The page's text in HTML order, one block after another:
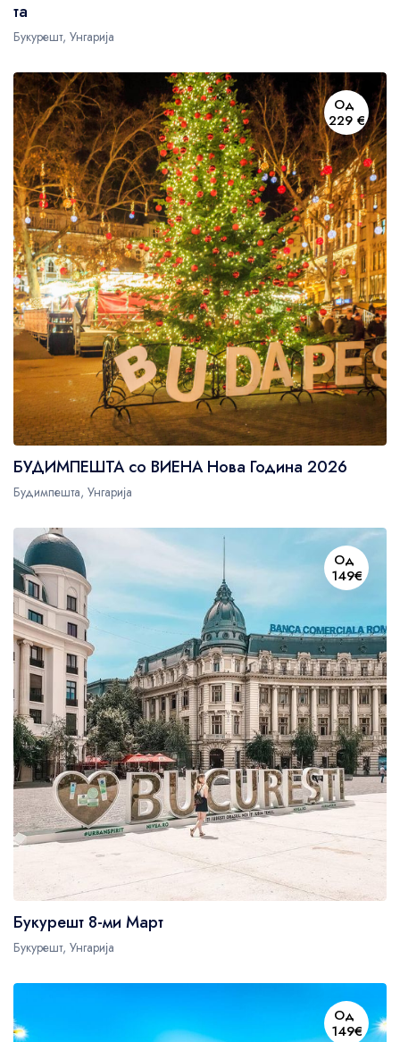
та
Букурешт, Унгарија
Од
229 €
БУДИМПЕШТА со ВИЕНА Нова Година 2026
Будимпешта, Унгарија
Од
149€
Букурешт 8-ми Март
Букурешт, Унгарија
Од
149€
US$72
US$72
US$72